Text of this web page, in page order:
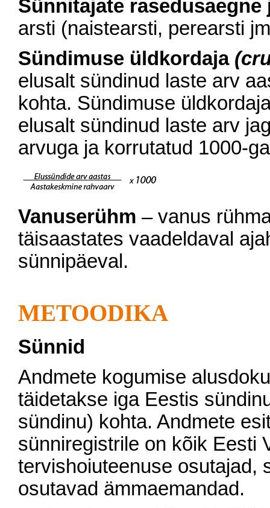
Sünnitajate rasedusaegne
arsti (naistearsti, perearsti
Sündimuse üldkordaja
elusalt sündinud laste arv
kohta. Sündimuse
elusalt sündinud laste arv
arvuga ja korrutatud 1000-
Vanuserühm – vanus
täisaastates vaadeldaval
sünnipäeval.
METOODIKA
Sünnid
Andmete kogumise
täidetakse iga Eestis
sündinu) kohta. Andmete
sünniregistrile on kõik Eesti
tervishoiuteenuse osutajad,
osutavad ämmaemandad.